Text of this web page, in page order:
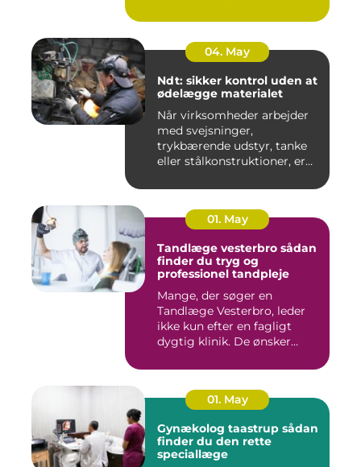
04. May
Ndt: sikker kontrol uden at
ødelægge materialet
Når virksomheder arbejder
med svejsninger,
trykbærende udstyr, tanke
eller stålkonstruktioner, er
01. May
Tandlæge vesterbro sådan
finder du tryg og
professionel tandpleje
Mange, der søger en
Tandlæge Vesterbro, leder
ikke kun efter en fagligt
dygtig klinik. De ønsker
01. May
Gynækolog taastrup sådan
finder du den rette
speciallæge